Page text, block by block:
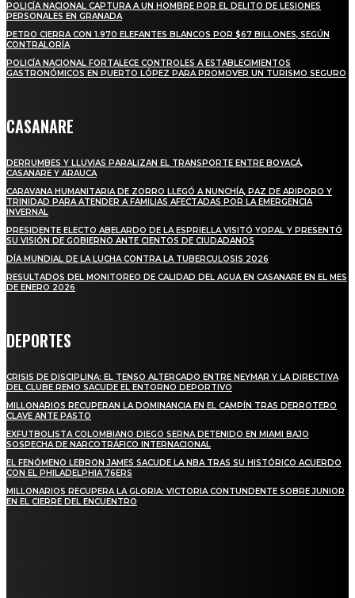
POLICÍA NACIONAL CAPTURA A UN HOMBRE POR EL DELITO DE LESIONES
PERSONALES EN GRANADA
PETRO CIERRA CON 1.970 ELEFANTES BLANCOS POR $67 BILLONES, SEGÚN
CONTRALORÍA
POLICÍA NACIONAL FORTALECE CONTROLES A ESTABLECIMIENTOS
GASTRONÓMICOS EN PUERTO LÓPEZ PARA PROMOVER UN TURISMO SEGURO
CASANARE
DERRUMBES Y LLUVIAS PARALIZAN EL TRANSPORTE ENTRE BOYACÁ,
CASANARE Y ARAUCA
CARAVANA HUMANITARIA DE ZORRO LLEGÓ A NUNCHÍA, PAZ DE ARIPORO Y
TRINIDAD PARA ATENDER A FAMILIAS AFECTADAS POR LA EMERGENCIA
INVERNAL
PRESIDENTE ELECTO ABELARDO DE LA ESPRIELLA VISITÓ YOPAL Y PRESENTÓ
SU VISIÓN DE GOBIERNO ANTE CIENTOS DE CIUDADANOS
DÍA MUNDIAL DE LA LUCHA CONTRA LA TUBERCULOSIS 2026
RESULTADOS DEL MONITOREO DE CALIDAD DEL AGUA EN CASANARE EN EL MES
DE ENERO 2026
DEPORTES
CRISIS DE DISCIPLINA: EL TENSO ALTERCADO ENTRE NEYMAR Y LA DIRECTIVA
DEL CLUBE REMO SACUDE EL ENTORNO DEPORTIVO
MILLONARIOS RECUPERAN LA DOMINANCIA EN EL CAMPÍN TRAS DERROTERO
CLAVE ANTE PASTO
EXFUTBOLISTA COLOMBIANO DIEGO SERNA DETENIDO EN MIAMI BAJO
SOSPECHA DE NARCOTRÁFICO INTERNACIONAL
EL FENÓMENO LEBRON JAMES SACUDE LA NBA TRAS SU HISTÓRICO ACUERDO
CON EL PHILADELPHIA 76ERS
MILLONARIOS RECUPERA LA GLORIA: VICTORIA CONTUNDENTE SOBRE JUNIOR
EN EL CIERRE DEL ENCUENTRO